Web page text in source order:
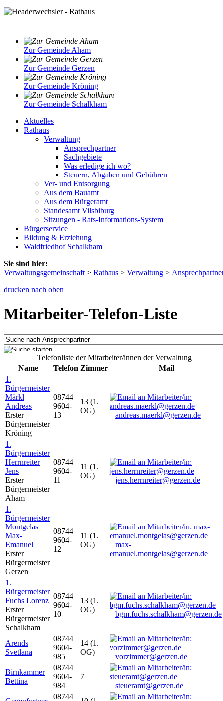
Zur Gemeinde Aham
Zur Gemeinde Gerzen
Zur Gemeinde Kröning
Zur Gemeinde Schalkham
Aktuelles
Rathaus
Verwaltung
Ansprechpartner
Sachgebiete
Was erledige ich wo?
Steuern, Abgaben und Gebühren
Ver- und Entsorgung
Aus dem Bauamt
Aus dem Bürgeramt
Standesamt Vilsbiburg
Sitzungen - Rats-Informations-System
Bürgerservice
Bildung & Erziehung
Waldfriedhof Schalkham
Sie sind hier:
Verwaltungsgemeinschaft > Rathaus > Verwaltung >
drucken nach oben
Mitarbeiter-Telefon-Liste
Telefonliste der Mitarbeiter/innen der Verwaltung
Name
Telefon Zimmer
Mail
1.
Bürgermeister
Märkl
Andreas
Erster
Bürgermeister
Kröning
08744
9604-
13
13 (1.
OG)
andreas.maerkl@gerzen.de
1.
Bürgermeister
Herrnreiter
Jens
Erster
Bürgermeister
Aham
08744
9604-
11
11 (1.
OG)
jens.herrnreiter@gerzen.de
1.
Bürgermeister
Montgelas
Max-
Emanuel
Erster
Bürgermeister
Gerzen
08744
9604-
12
11 (1.
OG)
max-
emanuel.montgelas@gerzen.de
1.
Bürgermeister
Fuchs Lorenz
Erster
Bürgermeister
Schalkham
08744
9604-
10
13 (1.
OG)
bgm.fuchs.schalkham@gerzen.de
Arends
Svetlana
08744
9604-
985
14 (1.
OG)
vorzimmer@gerzen.de
Birnkammer
Bettina
08744
9604-
984
7
steueramt@gerzen.de
08744